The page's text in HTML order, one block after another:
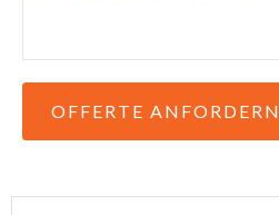
OFFERTE ANFORDERN